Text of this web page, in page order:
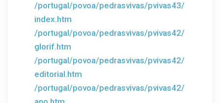
/portugal/povoa/pedrasvivas/pvivas43/
index.htm
/portugal/povoa/pedrasvivas/pvivas42/
glorif.htm
/portugal/povoa/pedrasvivas/pvivas42/
editorial.htm
/portugal/povoa/pedrasvivas/pvivas42/